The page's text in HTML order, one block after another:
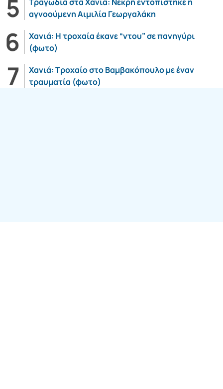
αγνοούμενη Αιμιλία Γεωργαλάκη
Χανιά: Η τροχαία έκανε “ντου” σε πανηγύρι
(φωτο)
Χανιά: Τροχαίο στο Βαμβακόπουλο με έναν
τραυματία (φωτο)